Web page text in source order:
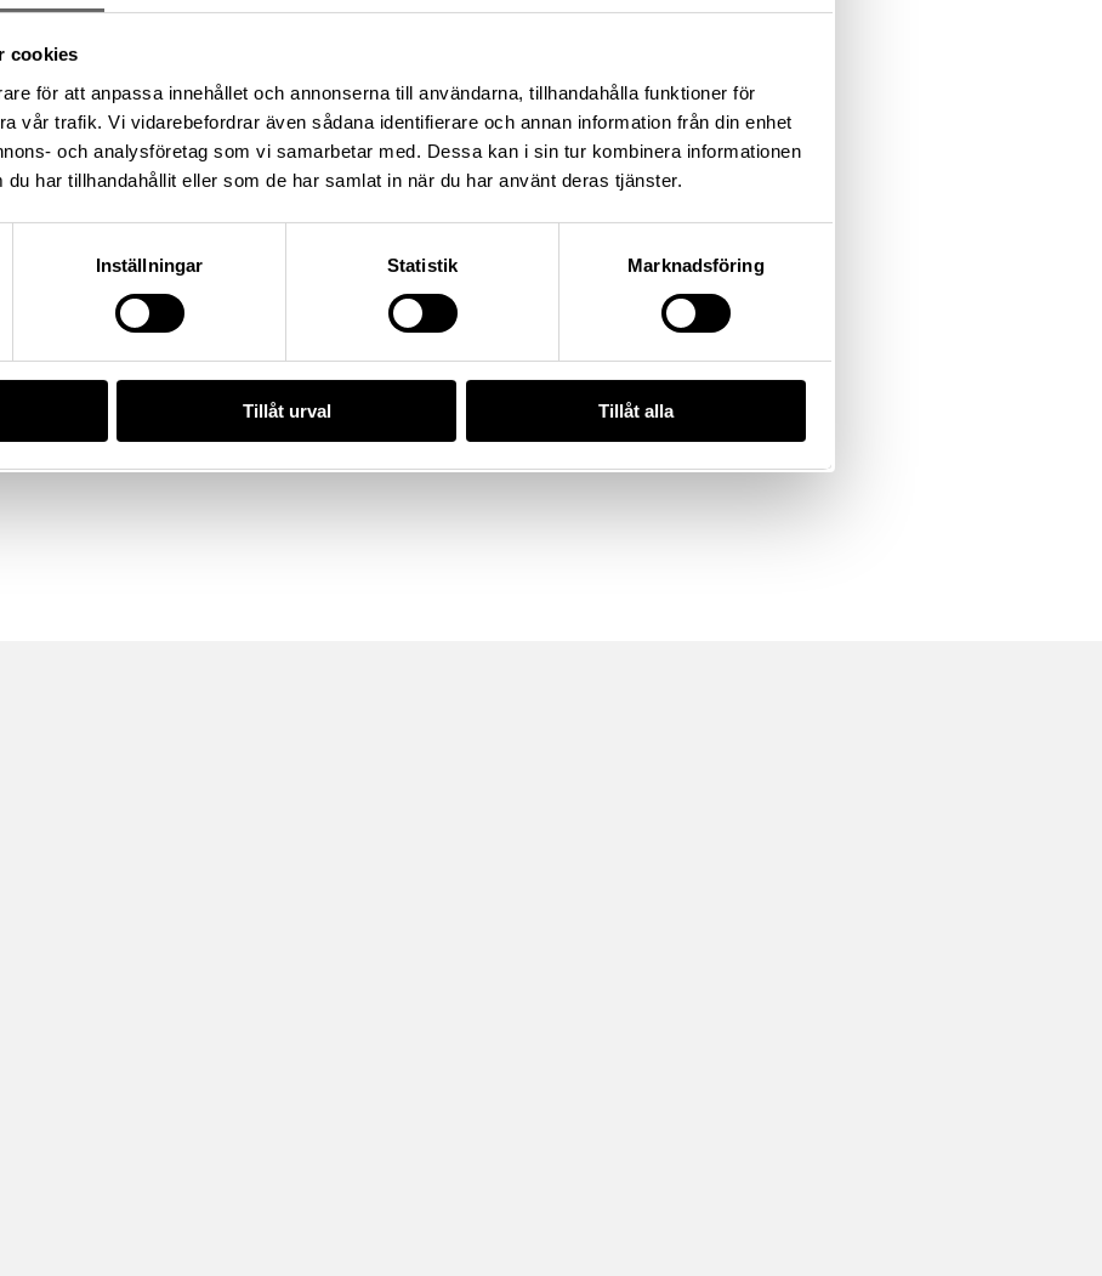
cookies
för att anpassa innehållet och annonserna till användarna, tillhandahålla funktioner för
vår trafik. Vi vidarebefordrar även sådana identifierare och annan information från din enhet
och analysföretag som vi samarbetar med. Dessa kan i sin tur kombinera informationen
du har tillhandahållit eller som de har samlat in när du har använt deras tjänster.
Inställningar Statistik Marknadsföring
Tillåt urval Tillåt alla
Socken: Hejde socken,
Gotland, Land: Sverige
Historiska museet
55F9-49FC-9C44-
enligt licensen CC0.